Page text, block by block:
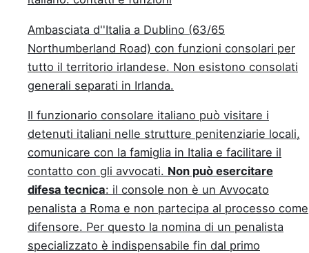
Ambasciata d''Italia a Dublino (63/65
Northumberland Road) con funzioni consolari per
tutto il territorio irlandese. Non esistono consolati
generali separati in Irlanda.
Il funzionario consolare italiano può visitare i
detenuti italiani nelle strutture penitenziarie locali,
comunicare con la famiglia in Italia e facilitare il
contatto con gli avvocati. Non può esercitare
difesa tecnica: il console non è un Avvocato
penalista a Roma e non partecipa al processo come
difensore. Per questo la nomina di un penalista
specializzato è indispensabile fin dal primo